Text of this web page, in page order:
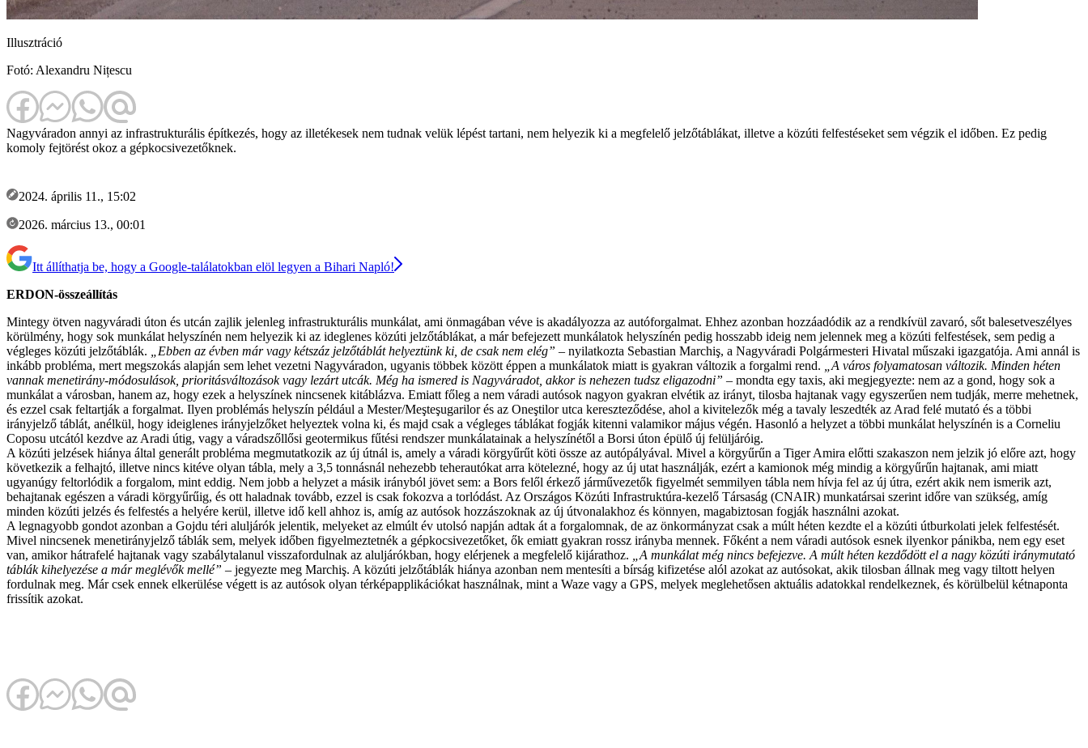
Illusztráció
Fotó: Alexandru Nițescu
Nagyváradon annyi az infrastrukturális építkezés, hogy az illetékesek nem tudnak velük lépést tartani, nem helyezik ki a megfelelő jelzőtáblákat, illetve a közúti felfestéseket sem végzik el időben. Ez pedig
komoly fejtörést okoz a gépkocsivezetőknek.
2024. április 11., 15:02
2026. március 13., 00:01
Itt állíthatja be, hogy a Google-találatokban elöl legyen a Bihari Napló!
ERDON-összeállítás
Mintegy ötven nagyváradi úton és utcán zajlik jelenleg infrastrukturális munkálat, ami önmagában véve is akadályozza az autóforgalmat. Ehhez azonban hozzáadódik az a rendkívül zavaró, sőt balesetveszélyes
körülmény, hogy sok munkálat helyszínén nem helyezik ki az ideglenes közúti jelzőtáblákat, a már befejezett munkálatok helyszínén pedig hosszabb ideig nem jelennek meg a közúti felfestések, sem pedig a
végleges közúti jelzőtáblák.
„Ebben az évben már vagy kétszáz jelzőtáblát helyeztünk ki, de csak nem elég” – nyilatkozta Sebastian Marchiş, a Nagyváradi Polgármesteri Hivatal műszaki igazgatója. Ami annál is
inkább probléma, mert megszokás alapján sem lehet vezetni Nagyváradon, ugyanis többek között éppen a munkálatok miatt is gyakran változik a forgalmi rend.
„A város folyamatosan változik. Minden héten
vannak menetirány-módosulások, prioritásváltozások vagy lezárt utcák. Még ha ismered is Nagyváradot, akkor is nehezen tudsz eligazodni” – mondta egy taxis, aki megjegyezte: nem az a gond, hogy sok a
munkálat a városban, hanem az, hogy ezek a helyszínek nincsenek kitáblázva. Emiatt főleg a nem váradi autósok nagyon gyakran elvétik az irányt, tilosba hajtanak vagy egyszerűen nem tudják, merre mehetnek,
és ezzel csak feltartják a forgalmat. Ilyen problémás helyszín például a Mester/Meşteşugarilor és az Oneştilor utca kereszteződése, ahol a kivitelezők még a tavaly leszedték az Arad felé mutató és a többi
irányjelző táblát, anélkül, hogy ideiglenes irányjelzőket helyeztek volna ki, és majd csak a végleges táblákat fogják kitenni valamikor május végén. Hasonló a helyzet a többi munkálat helyszínén is a Corneliu
Coposu utcától kezdve az Aradi útig, vagy a váradszőllősi geotermikus fűtési rendszer munkálatainak a helyszínétől a Borsi úton épülő új felüljáróig.
A közúti jelzések hiánya által generált probléma megmutatkozik az új útnál is, amely a váradi körgyűrűt köti össze az autópályával. Mivel a körgyűrűn a Tiger Amira előtti szakaszon nem jelzik jó előre azt, hogy
következik a felhajtó, illetve nincs kitéve olyan tábla, mely a 3,5 tonnásnál nehezebb teherautókat arra kötelezné, hogy az új utat használják, ezért a kamionok még mindig a körgyűrűn hajtanak, ami miatt
ugyanúgy feltorlódik a forgalom, mint eddig. Nem jobb a helyzet a másik irányból jövet sem: a Bors felől érkező járművezetők figyelmét semmilyen tábla nem hívja fel az új útra, ezért akik nem ismerik azt,
behajtanak egészen a váradi körgyűrűig, és ott haladnak tovább, ezzel is csak fokozva a torlódást. Az Országos Közúti Infrastruktúra-kezelő Társaság (CNAIR) munkatársai szerint időre van szükség, amíg
minden közúti jelzés és felfestés a helyére kerül, illetve idő kell ahhoz is, amíg az autósok hozzászoknak az új útvonalakhoz és könnyen, magabiztosan fogják használni azokat.
A legnagyobb gondot azonban a Gojdu téri aluljárók jelentik, melyeket az elmúlt év utolsó napján adtak át a forgalomnak, de az önkormányzat csak a múlt héten kezdte el a közúti útburkolati jelek felfestését.
Mivel nincsenek menetirányjelző táblák sem, melyek időben figyelmeztetnék a gépkocsivezetőket, ők emiatt gyakran rossz irányba mennek. Főként a nem váradi autósok esnek ilyenkor pánikba, nem egy eset
van, amikor hátrafelé hajtanak vagy szabálytalanul visszafordulnak az aluljárókban, hogy elérjenek a megfelelő kijárathoz.
„A munkálat még nincs befejezve. A múlt héten kezdődött el a nagy közúti iránymutató
táblák kihelyezése a már meglévők mellé” – jegyezte meg Marchiş. A közúti jelzőtáblák hiánya azonban nem mentesíti a bírság kifizetése alól azokat az autósokat, akik tilosban állnak meg vagy tiltott helyen
fordulnak meg. Már csek ennek elkerülése végett is az autósok olyan térképapplikációkat használnak, mint a Waze vagy a GPS, melyek meglehetősen aktuális adatokkal rendelkeznek, és körülbelül kétnaponta
frissítik azokat.